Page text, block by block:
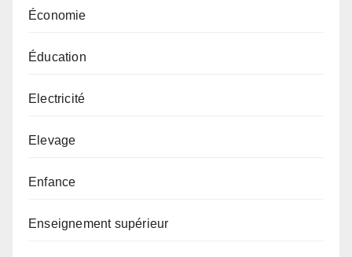
Économie
Éducation
Electricité
Elevage
Enfance
Enseignement supérieur